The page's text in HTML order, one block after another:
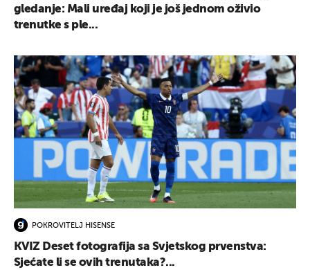
gledanje: Mali uređaj koji je još jednom oživio
trenutke s ple...
POKROVITELJ HISENSE
KVIZ Deset fotografija sa Svjetskog prvenstva:
Sjećate li se ovih trenutaka?...